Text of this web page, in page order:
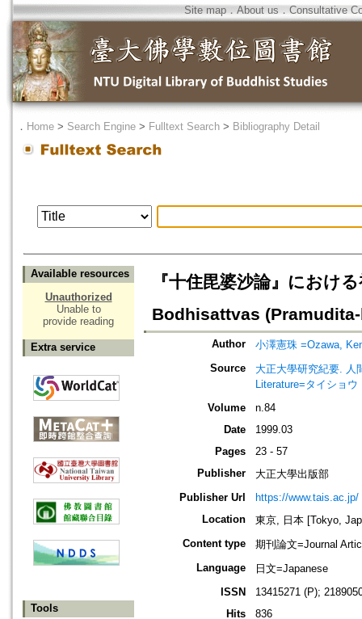
Site map．About us ． Consultative
． Home > Search Engine > Fulltext Search > Bibliography Detail
Available resources
Unauthorized
Unable to
provide reading
Extra service
Tools
『十住毘婆沙論』におけ
Bodhisattvas
Author
小澤憲珠 =Ozawa,
Source
大正大學研究紀要. 人
Literature=タイショ
Volume
n.84
Date
1999.03
Pages
23 - 57
Publisher
大正大學出版部
Publisher Url
https://www.tais.ac.jp/
Location
東京, 日本 [Tokyo,
Content type
期刊論文=Journal
Language
日文=Japanese
ISSN
13415271 (P);
Hits
836